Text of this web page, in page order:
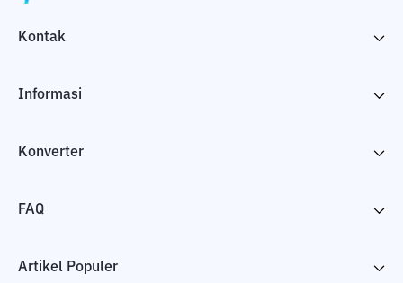
Kontak
Informasi
Konverter
FAQ
Artikel Populer